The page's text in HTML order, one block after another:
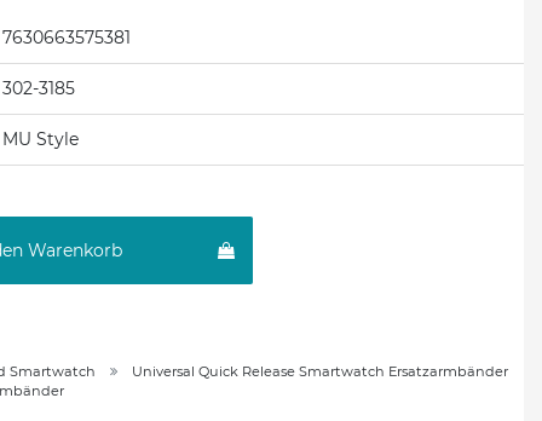
7630663575381
302-3185
MU Style
Warenkorb
Smartwatch
Universal Quick Release Smartwatch Ersatzarmbänder